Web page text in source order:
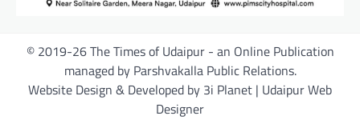
© 2019-26 The Times of Udaipur - an Online Publication
managed by Parshvakalla Public Relations.
Website Design & Developed by 3i Planet | Udaipur Web
Designer